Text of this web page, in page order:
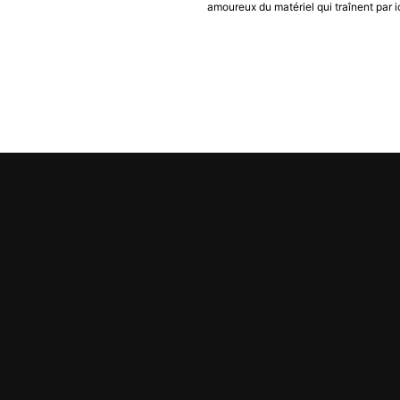
amoureux du matériel qui traînent par